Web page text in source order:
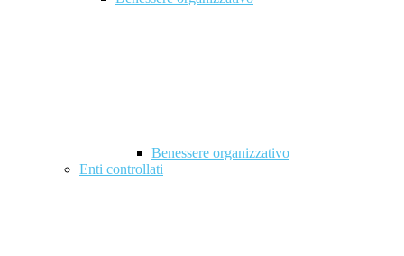
Benessere organizzativo
Enti controllati